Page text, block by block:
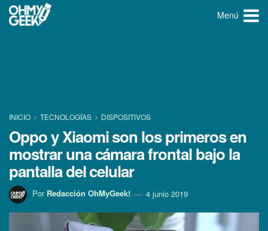
Menú
INICIO TECNOLOGÍ­AS DISPOSITIVOS
Oppo y Xiaomi son los primeros en
mostrar una cámara frontal bajo la
pantalla del celular
Por Redacción OhMyGeek! 4 junio 2019